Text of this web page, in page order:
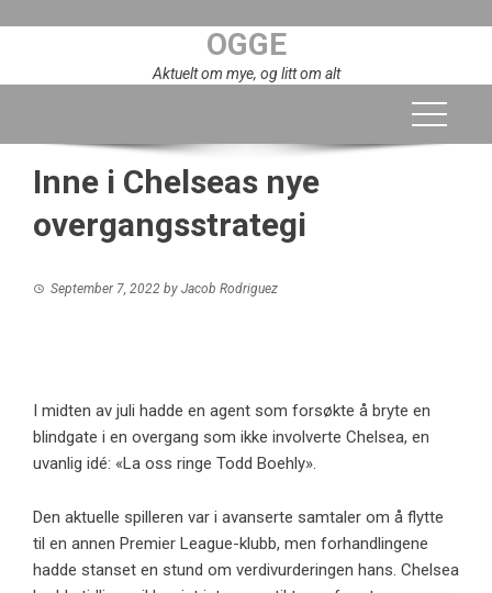
OGGE
Aktuelt om mye, og litt om alt
Inne i Chelseas nye
overgangsstrategi
September 7, 2022 by Jacob Rodriguez
I midten av juli hadde en agent som forsøkte å bryte en
blindgate i en overgang som ikke involverte Chelsea, en
uvanlig idé: «La oss ringe Todd Boehly».
Den aktuelle spilleren var i avanserte samtaler om å flytte
til en annen Premier League-klubb, men forhandlingene
hadde stanset en stund om verdivurderingen hans. Chelsea